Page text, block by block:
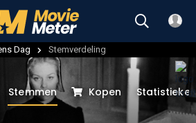
Dag Stemverdeling
Stemmen Kopen